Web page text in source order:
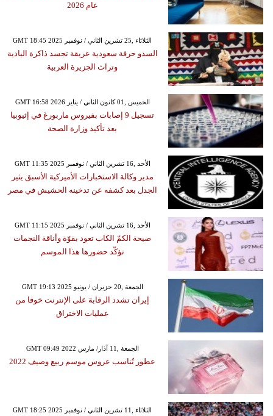
عام 2026
GMT 18:45 2025 الثلاثاء ,25 تشرين الثاني / نوفمبر
السدو حرفة سعودية عريقة تجسد ذاكرة البادية
وتراث الجزيرة العربية
GMT 16:58 2026 الخميس ,01 كانون الثاني / يناير
تسجيل 9 إصابات بفيروس ماربورغ في إثيوبيا
بعد تأكيد وزارة الصحة
GMT 11:35 2025 الأحد ,16 تشرين الثاني / نوفمبر
مدير وكالة الاستخبارات الأميركية الأسبق يثير
الجدل بعد كشفه عن تدخينه الحشيش في مصر
GMT 11:15 2025 الأحد ,16 تشرين الثاني / نوفمبر
صيحة الكمّ الكاب تعود بقوّة وأناقة النجمات
تؤكّد حضورها هذا الموسم
GMT 19:13 2025 الجمعة ,20 حزيران / يونيو
إيران تشدد الرقابة على الإنترنت خوفا من
عمليات الاختراق
GMT 09:49 2022 الجمعة ,11 آذار/ مارس
عطور تُناسب عروس موسم ربيع وصيف 2022
GMT 18:25 2025 الثلاثاء ,11 تشرين الثاني / نوفمبر